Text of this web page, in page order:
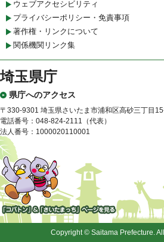
ウェブアクセシビリティ
プライバシーポリシー・免責事項
著作権・リンクについて
関係機関リンク集
埼玉県庁
県庁へのアクセス
〒330-9301 埼玉県さいたま市浦和区高砂三丁目
電話番号：048-824-2111（代表）
法人番号：1000020110001
「コバトン」&「さいたまっ
Copyright © Saitama Prefecture.